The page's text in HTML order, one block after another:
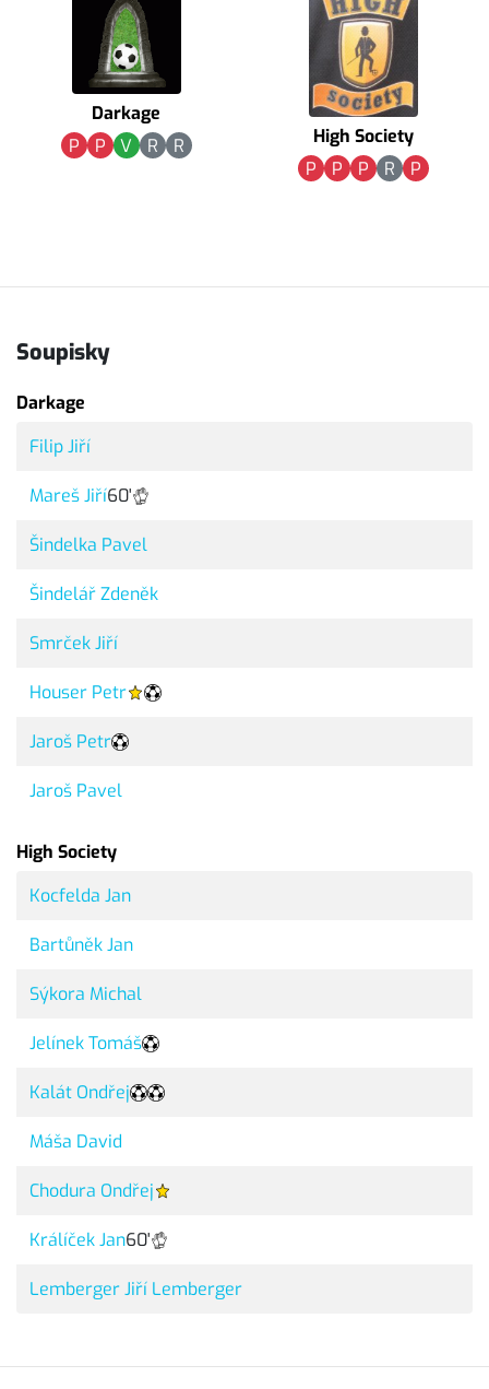
Darkage
P
P V R R
High Society
P
P P R P
Soupisky
Darkage
Filip Jiří
Mareš Jiří60'
Šindelka Pavel
Šindelář Zdeněk
Smrček Jiří
Houser Petr
Jaroš Petr
Jaroš Pavel
High Society
Kocfelda Jan
Bartůněk Jan
Sýkora Michal
Jelínek Tomáš
Kalát Ondřej
Máša David
Chodura Ondřej
Králíček Jan60'
Lemberger Jiří Lemberger